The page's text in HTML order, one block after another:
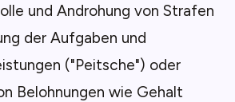
und Androhung von Strafen
der Aufgaben und
("Peitsche") oder
Belohnungen wie Gehalt